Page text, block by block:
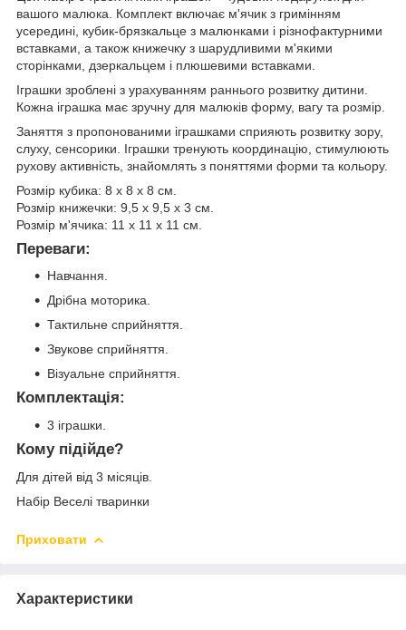
вашого малюка. Комплект включає м'ячик з гримінням
усередині, кубик-брязкальце з малюнками і різнофактурними
вставками, а також книжечку з шарудливими м'якими
сторінками, дзеркальцем і плюшевими вставками.
Іграшки зроблені з урахуванням раннього розвитку дитини.
Кожна іграшка має зручну для малюків форму, вагу та розмір.
Заняття з пропонованими іграшками сприяють розвитку зору,
слуху, сенсорики. Іграшки тренують координацію, стимулюють
рухову активність, знайомлять з поняттями форми та кольору.
Розмір кубика: 8 х 8 х 8 см.
Розмір книжечки: 9,5 x 9,5 x 3 см.
Розмір м'ячика: 11 x 11 x 11 см.
Переваги:
Навчання.
Дрібна моторика.
Тактильне сприйняття.
Звукове сприйняття.
Візуальне сприйняття.
Комплектація:
3 іграшки.
Кому підійде?
Для дітей від 3 місяців.
Набір Веселі тваринки
Приховати
Характеристики